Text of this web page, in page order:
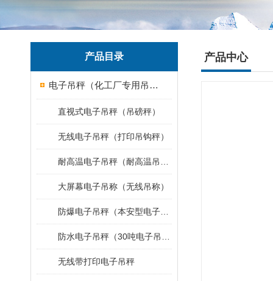
产品目录
电子吊秤（化工厂专用吊秤）
直视式电子吊秤（吊磅秤）
无线电子吊秤（打印吊钩秤）
大屏幕电子吊称（无线吊称）
无线带打印电子吊秤
产品中心